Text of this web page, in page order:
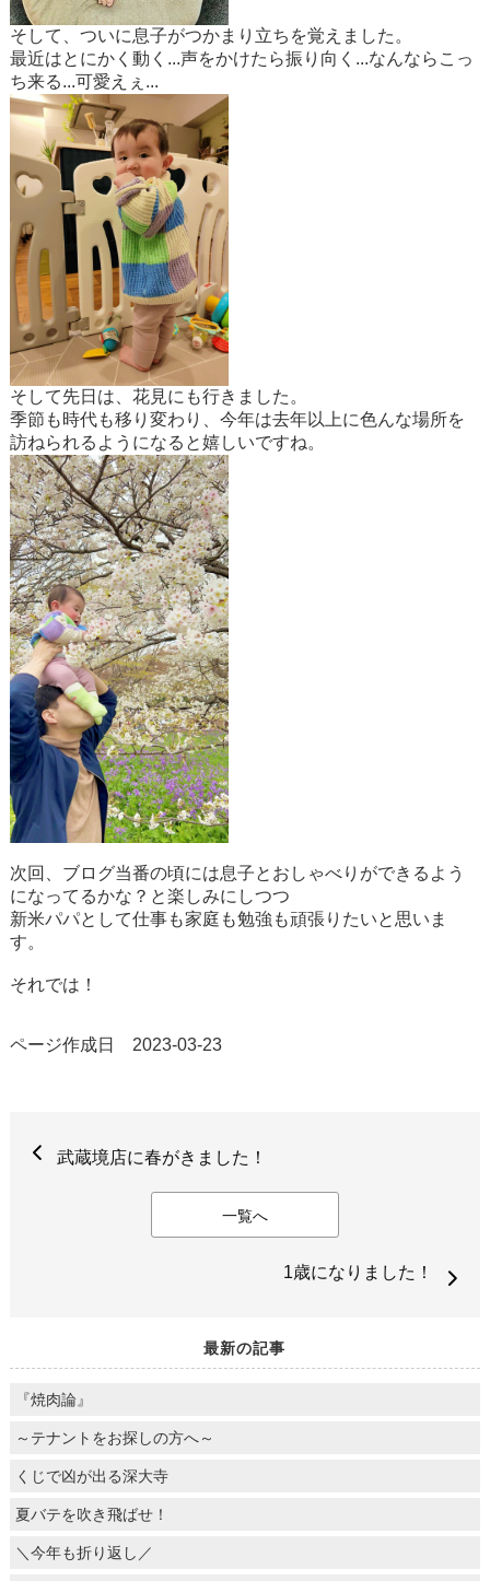
そして、ついに息子がつかまり立ちを覚えました。
最近はとにかく動く...声をかけたら振り向く...なんならこっ
ち来る...可愛えぇ...
そして先日は、花見にも行きました。
季節も時代も移り変わり、今年は去年以上に色んな場所を
訪ねられるようになると嬉しいですね。
次回、ブログ当番の頃には息子とおしゃべりができるよう
になってるかな？と楽しみにしつつ
新米パパとして仕事も家庭も勉強も頑張りたいと思いま
す。
それでは！
ページ作成日 2023-03-23
武蔵境店に春がきました！
一覧へ
1歳になりました！
最新の記事
『焼肉論』
～テナントをお探しの方へ～
くじで凶が出る深大寺
夏バテを吹き飛ばせ！
＼今年も折り返し／